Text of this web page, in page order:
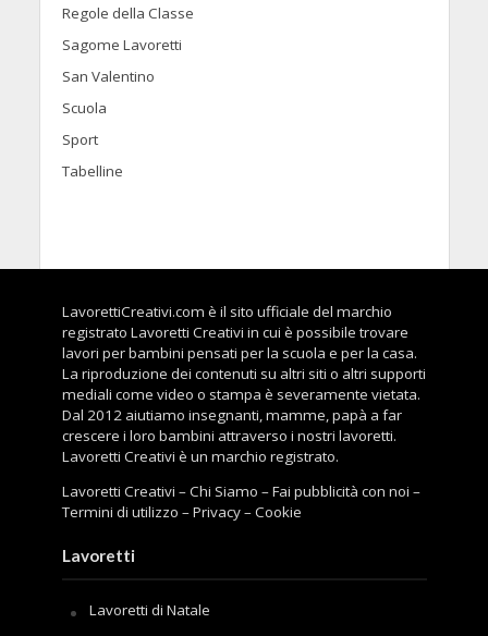
Regole della Classe
Sagome Lavoretti
San Valentino
Scuola
Sport
Tabelline
LavorettiCreativi.com è il sito ufficiale del marchio
registrato Lavoretti Creativi in cui è possibile trovare
lavori per bambini pensati per la scuola e per la casa.
La riproduzione dei contenuti su altri siti o altri supporti
mediali come video o stampa è severamente vietata.
Dal 2012 aiutiamo insegnanti, mamme, papà a far
crescere i loro bambini attraverso i nostri lavoretti.
Lavoretti Creativi è un marchio registrato.
Lavoretti Creativi –Chi Siamo –Fai pubblicità con noi –
Termini di utilizzo –Privacy–Cookie
Lavoretti
Lavoretti di Natale